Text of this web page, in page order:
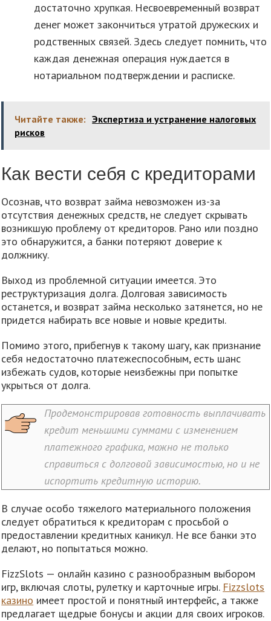
достаточно хрупкая. Несвоевременный возврат
денег может закончиться утратой дружеских и
родственных связей. Здесь следует помнить, что
каждая денежная операция нуждается в
нотариальном подтверждении и расписке.
Читайте также: Экспертиза и устранение налоговых
рисков
Как вести себя с кредиторами
Осознав, что возврат займа невозможен из-за
отсутствия денежных средств, не следует скрывать
возникшую проблему от кредиторов. Рано или поздно
это обнаружится, а банки потеряют доверие к
должнику.
Выход из проблемной ситуации имеется. Это
реструктуризация долга. Долговая зависимость
останется, и возврат займа несколько затянется, но не
придется набирать все новые и новые кредиты.
Помимо этого, прибегнув к такому шагу, как признание
себя недостаточно платежеспособным, есть шанс
избежать судов, которые неизбежны при попытке
укрыться от долга.
Продемонстрировав готовность выплачивать
кредит меньшими суммами с изменением
платежного графика, можно не только
справиться с долговой зависимостью, но и не
испортить кредитную историю.
В случае особо тяжелого материального положения
следует обратиться к кредиторам с просьбой о
предоставлении кредитных каникул. Не все банки это
делают, но попытаться можно.
FizzSlots — онлайн казино с разнообразным выбором
игр, включая слоты, рулетку и карточные игры. Fizzslots
казино имеет простой и понятный интерфейс, а также
предлагает щедрые бонусы и акции для своих игроков.